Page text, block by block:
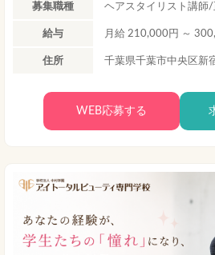
募集職種 ヘアスタイリスト講師/
給与 月給 210,000円 ～
住所 千葉県千葉市中央区新
WEB応募する